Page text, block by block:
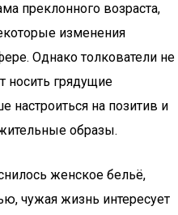
преклонного возраста,
изменения
Однако толкователи не
носить грядущие
настроиться на позитив и
образы.
женское бельё,
чужая жизнь интересует